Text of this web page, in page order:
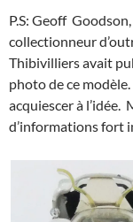
P.S: Geoff
collectionneur
Thibivilliers avait
photo de ce
acquiescer à
d’informations fort